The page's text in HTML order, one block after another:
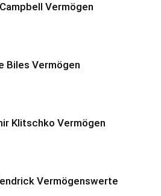
Vermögen
Biles Vermögen
Klitschko Vermögen
Vermögenswerte